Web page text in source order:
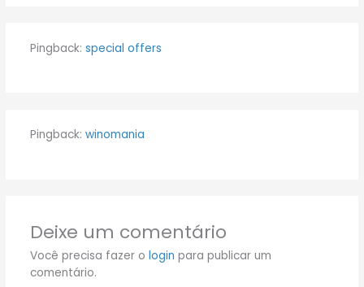
Pingback: special offers
Pingback: winomania
Deixe um comentário
Você precisa fazer o login para publicar um
comentário.